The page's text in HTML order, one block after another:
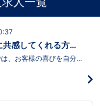
感してくれる方、
、お客様の喜びを自分自
好き・お客様が笑顔にな
・お客様だけでなく、働
さんも笑顔になると嬉し
んで)もらう為にはどうし